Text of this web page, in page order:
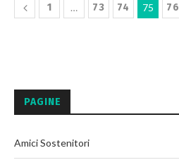
1 … 73 74 75 76
PAGINE
Amici Sostenitori